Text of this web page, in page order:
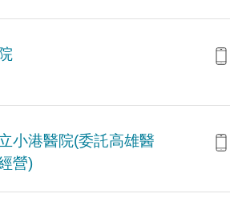
小港醫院(委託高雄醫
營)